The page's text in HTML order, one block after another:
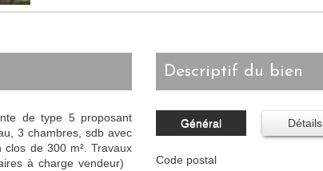
de type 5 proposant
3 chambres, sdb avec
de 300 m². Travaux
à charge vendeur)
descriptif du bien
Général
Code postal